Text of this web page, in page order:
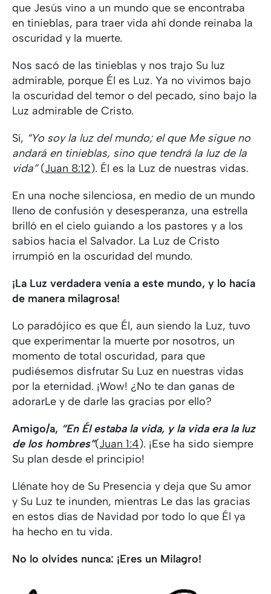
que Jesús vino a un mundo que se encontraba
en tinieblas, para traer vida ahí donde reinaba la
oscuridad y la muerte.
Nos sacó de las tinieblas y nos trajo Su luz
admirable, porque Él es Luz. Ya no vivimos bajo
la oscuridad del temor o del pecado, sino bajo la
Luz admirable de Cristo.
Sí, “Yo soy la luz del mundo; el que Me sigue no
andará en tinieblas, sino que tendrá la luz de la
vida”(Juan 8:12). Él es la Luz de nuestras vidas.
En una noche silenciosa, en medio de un mundo
lleno de confusión y desesperanza, una estrella
brilló en el cielo guiando a los pastores y a los
sabios hacia el Salvador. La Luz de Cristo
irrumpió en la oscuridad del mundo.
¡La Luz verdadera venía a este mundo, y lo hacía
de manera milagrosa!
Lo paradójico es que Él, aun siendo la Luz, tuvo
que experimentar la muerte por nosotros, un
momento de total oscuridad, para que
pudiésemos disfrutar Su Luz en nuestras vidas
por la eternidad. ¡Wow! ¿No te dan ganas de
adorarLe y de darle las gracias por ello?
Amigo/a, “En Él estaba la vida, y la vida era la luz
de los hombres”(Juan 1:4). ¡Ese ha sido siempre
Su plan desde el principio!
Llénate hoy de Su Presencia y deja que Su amor
y Su Luz te inunden, mientras Le das las gracias
en estos días de Navidad por todo lo que Él ya
ha hecho en tu vida.
No lo olvides nunca: ¡Eres un Milagro!